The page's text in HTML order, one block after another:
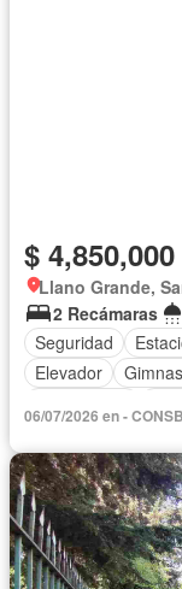
$
Llano Grande,
2 Recámaras
Seguridad
Elevador
Gas natural
Vista panorámica
06/07/2026 en -